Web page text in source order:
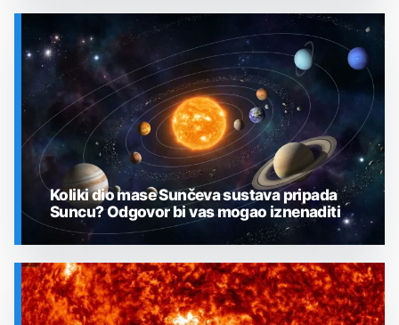
SVEMIR
SVEMIR
Koliki dio mase Sunčeva sustava pripada
Suncu? Odgovor bi vas mogao iznenaditi